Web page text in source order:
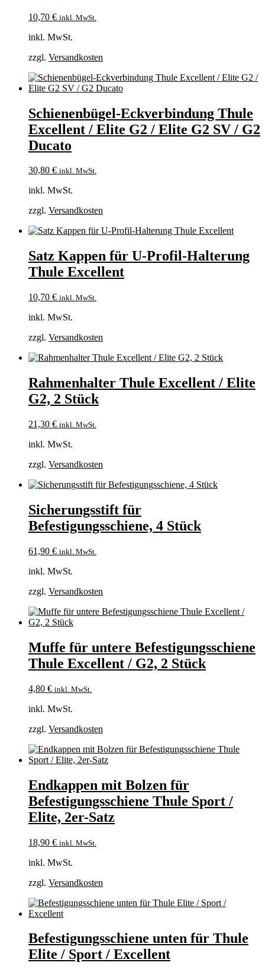
10,70 € inkl. MwSt.
inkl. MwSt.
zzgl. Versandkosten
Schienenbügel-Eckverbindung Thule
Excellent / Elite G2 / Elite G2 SV / G2
Ducato
30,80 € inkl. MwSt.
inkl. MwSt.
zzgl. Versandkosten
Satz Kappen für U-Profil-Halterung
Thule Excellent
10,70 € inkl. MwSt.
inkl. MwSt.
zzgl. Versandkosten
Rahmenhalter Thule Excellent / Elite
G2, 2 Stück
21,30 € inkl. MwSt.
inkl. MwSt.
zzgl. Versandkosten
Sicherungsstift für
Befestigungsschiene, 4 Stück
61,90 € inkl. MwSt.
inkl. MwSt.
zzgl. Versandkosten
Muffe für untere Befestigungsschiene
Thule Excellent / G2, 2 Stück
4,80 € inkl. MwSt.
inkl. MwSt.
zzgl. Versandkosten
Endkappen mit Bolzen für
Befestigungsschiene Thule Sport /
Elite, 2er-Satz
18,90 € inkl. MwSt.
inkl. MwSt.
zzgl. Versandkosten
Befestigungsschiene unten für Thule
Elite / Sport / Excellent